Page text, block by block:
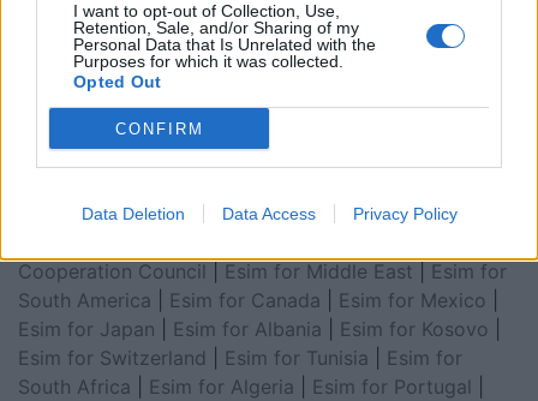
I want to opt-out of Collection, Use,
Retention, Sale, and/or Sharing of my
Personal Data that Is Unrelated with the
Purposes for which it was collected.
Opted Out
CONFIRM
Data Deletion Data Access Privacy Policy
Esim for Global|Esim for Europe|Esim for Caribbean
Esim for USA | Esim for Italy|Esim for Spain
for Turkey
Esim for World Cup 2026
Arabia|Esim for Egypt|Esim for United Arab
for China| Esim for United Kingdom |Esim for Africa
Cooperation Council
Esim for Middle East
Esim for
South America
Esim for Canada Esim for Mexico
Esim for Japan
Esim for Albania Esim for Kosovo
Esim for Switzerland
Esim for Tunisia
Esim for
South Africa
Esim for Algeria Esim for Portugal